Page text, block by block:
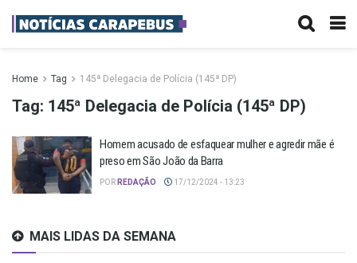
Home Tag 145ª Delegacia de Polícia (145ª DP)
Tag: 145ª Delegacia de Polícia (145ª DP)
Homem acusado de esfaquear mulher e agredir mãe é
preso em São João da Barra
POR REDAÇÃO 17/12/2024 - 13:23
MAIS LIDAS DA SEMANA